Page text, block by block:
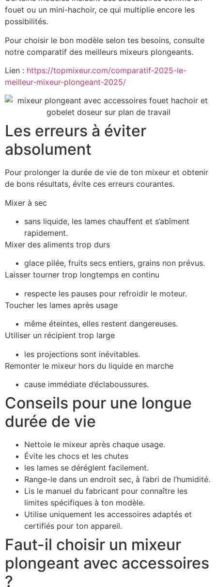
fouet ou un mini-hachoir, ce qui multiplie encore les
possibilités.
Pour choisir le bon modèle selon tes besoins, consulte
notre comparatif des meilleurs mixeurs plongeants.
Lien : https://topmixeur.com/comparatif-2025-le-
meilleur-mixeur-plongeant-2025/
Les erreurs à éviter
absolument
Pour prolonger la durée de vie de ton mixeur et obtenir
de bons résultats, évite ces erreurs courantes.
Mixer à sec
sans liquide, les lames chauffent et s’abîment
rapidement.
Mixer des aliments trop durs
glace pilée, fruits secs entiers, grains non prévus.
Laisser tourner trop longtemps en continu
respecte les pauses pour refroidir le moteur.
Toucher les lames après usage
même éteintes, elles restent dangereuses.
Utiliser un récipient trop large
les projections sont inévitables.
Remonter le mixeur hors du liquide en marche
cause immédiate d’éclaboussures.
Conseils pour une longue
durée de vie
Nettoie le mixeur après chaque usage.
Évite les chocs et les chutes
les lames se déréglent facilement.
Range-le dans un endroit sec, à l’abri de l’humidité.
Lis le manuel du fabricant pour connaître les
limites spécifiques à ton modèle.
Utilise uniquement les accessoires adaptés et
certifiés pour ton appareil.
Faut-il choisir un mixeur
plongeant avec accessoires
?